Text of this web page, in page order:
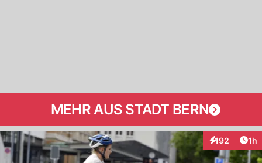
MEHR AUS STADT BERN
192
Interaktionen
1h